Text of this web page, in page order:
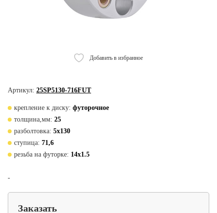
Добавить в избранное
Артикул: 25SP5130-716FUT
крепление к диску: футорочное
толщина,мм: 25
разболтовка: 5x130
ступица: 71,6
резьба на футорке: 14x1.5
-
Заказать